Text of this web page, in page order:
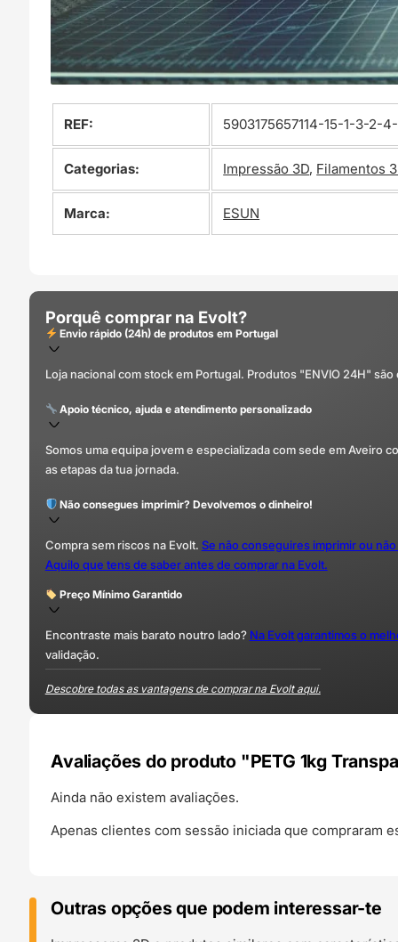
REF: 5903175657114-15-1-3-2-
Categorias: Impressão 3D, Filamentos
Marca: ESUN
Porquê comprar na Evolt?
Envio rápido (24h) de produtos em Portugal
Loja nacional com stock em Portugal. Produtos "ENVIO 24H"
Apoio técnico, ajuda e atendimento personalizado
Somos uma equipa jovem e especializada com sede em Aveiro
as etapas da tua jornada.
Não consegues imprimir? Devolvemos o dinheiro!
Compra sem riscos na Evolt. Se não conseguires imprimir ou
Aquilo que tens de saber antes de comprar na Evolt.
Preço Mínimo Garantido
Encontraste mais barato noutro lado? Na Evolt garantimos o
validação.
Descobre todas as vantagens de comprar na Evolt aqui.
Avaliações do produto "PETG 1kg
Ainda não existem avaliações.
Apenas clientes com sessão iniciada que compraram
Outras opções que podem interessar-te